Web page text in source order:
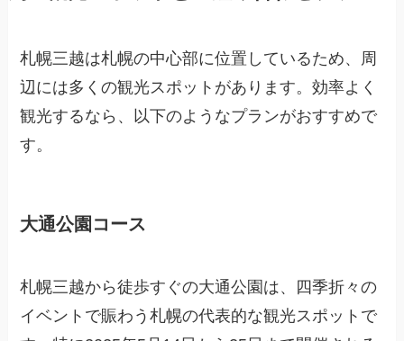
札幌三越は札幌の中心部に位置しているため、周
辺には多くの観光スポットがあります。効率よく
観光するなら、以下のようなプランがおすすめで
す。
大通公園コース
札幌三越から徒歩すぐの大通公園は、四季折々の
イベントで賑わう札幌の代表的な観光スポットで